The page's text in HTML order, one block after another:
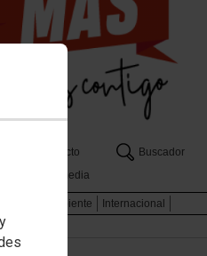
Contacto
Buscador
Multimedia
Medio Ambiente
Internacional